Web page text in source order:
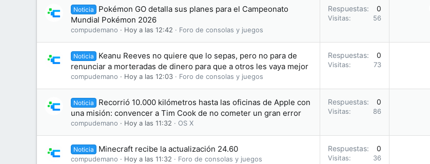
Noticia
Pokémon GO detalla sus planes para el Campeonato
Mundial Pokémon 2026
compudemano Hoy a las 12:42 Foro de consolas y juegos
Respuestas 0
Visitas 56
Noticia
Keanu Reeves no quiere que lo sepas, pero no para de
renunciar a morteradas de dinero para que a otros les vaya mejor
compudemano Hoy a las 12:03 Foro de consolas y juegos
Respuestas 0
Visitas 73
Noticia
Recorrió 10.000 kilómetros hasta las oficinas de Apple con
una misión: convencer a Tim Cook de no cometer un gran error
compudemano Hoy a las 11:32 OS X
Respuestas 0
Visitas 86
Noticia Minecraft recibe la actualización 24.60
compudemano Hoy a las 11:32 Foro de consolas y juegos
Respuestas 0
Visitas 36